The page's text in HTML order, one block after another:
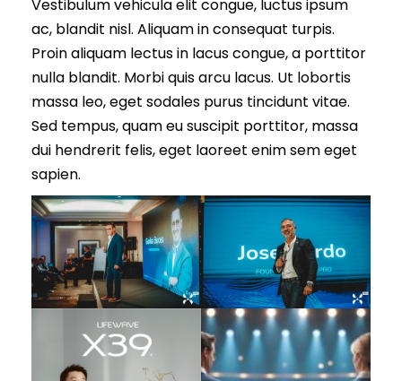
Vestibulum vehicula elit congue, luctus ipsum
ac, blandit nisl. Aliquam in consequat turpis.
Proin aliquam lectus in lacus congue, a porttitor
nulla blandit. Morbi quis arcu lacus. Ut lobortis
massa leo, eget sodales purus tincidunt vitae.
Sed tempus, quam eu suscipit porttitor, massa
dui hendrerit felis, eget laoreet enim sem eget
sapien.